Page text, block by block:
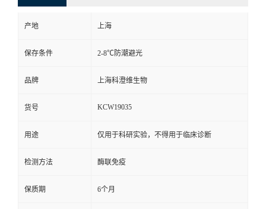
产地 上海
保存条件 2-8℃防潮避光
品牌 上海科澄维生物
货号 KCW19035
用途 仅用于科研实验，不得用于临床诊断
检测方法 酶联免疫
保质期 6个月